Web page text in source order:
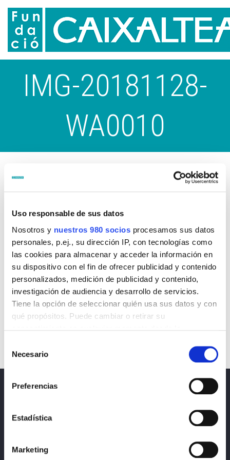
Uso responsable de sus datos
Nosotros y nuestros 980 socios procesamos sus datos
personales, p.ej., su dirección IP, con tecnologías como
las cookies para almacenar y acceder la información en
su dispositivo con el fin de ofrecer publicidad y contenido
personalizados, medición de publicidad y contenido,
investigación de audiencia y desarrollo de servicios.
Tiene la opción de seleccionar quién usa sus datos y con
qué propósitos. Puede cambiar o retirar su
consentimiento.
Obtenga más información sobre cómo se procesan sus
datos personales y establezca sus preferencias en la
consentimiento en cualquier momento en la Declaración
Las cookies de este sitio web se usan para personalizar
consentimiento
Necesario
Preferencias
Estadística
Marketing
IMG-20181128-
WA0010
Política de privacidad, protección de datos y